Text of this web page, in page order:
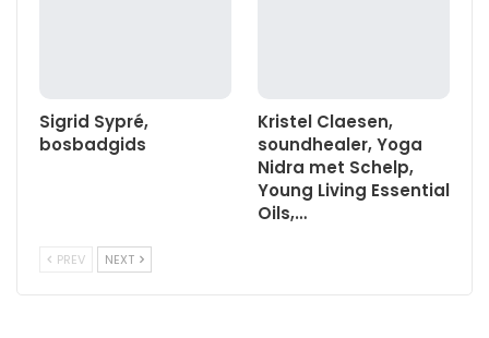
Sigrid Sypré,
bosbadgids
Kristel Claesen,
soundhealer, Yoga
Nidra met Schelp,
Young Living Essential
Oils,…
PREV NEXT